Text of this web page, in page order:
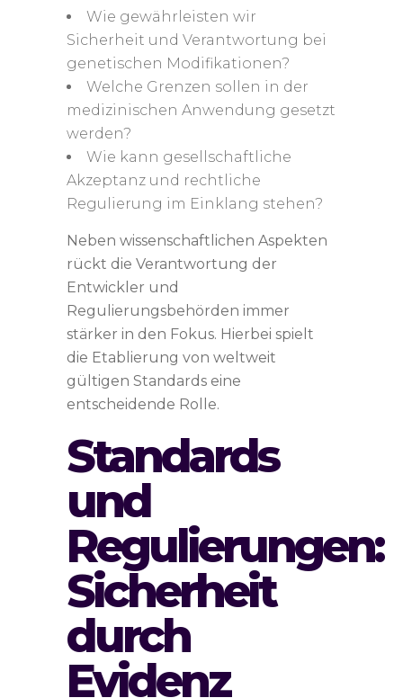
Wie gewährleisten wir
Sicherheit und Verantwortung bei
genetischen Modifikationen?
Welche Grenzen sollen in der
medizinischen Anwendung gesetzt
werden?
Wie kann gesellschaftliche
Akzeptanz und rechtliche
Regulierung im Einklang stehen?
Neben wissenschaftlichen Aspekten
rückt die Verantwortung der
Entwickler und
Regulierungsbehörden immer
stärker in den Fokus. Hierbei spielt
die Etablierung von weltweit
gültigen Standards eine
entscheidende Rolle.
Standards
und
Regulierungen:
Sicherheit
durch
Evidenz